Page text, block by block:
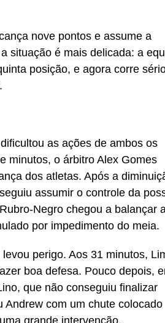
nove pontos e assume a
situação é mais delicada: a
posição, e agora corre
as ações de ambos os
minutos, o árbitro Alex Gomes
dos atletas. Após a
assumir o controle da
Negro chegou a balançar
por impedimento do meia.
perigo. Aos 31 minutos,
boa defesa. Pouco depois,
que não conseguiu finalizar
com um chute colocado